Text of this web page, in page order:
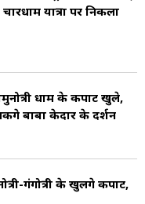
के दौरान कई झरनें
तीर्थ
है, जहां ऋषि
Purana)
किनारे पर स्थित है,
पांच या छह
यात्रा पर निकला
यमुनोत्री धाम के कपाट खुले,
बाबा केदार के दर्शन
गंगोत्री के खुलेंगे कपाट,